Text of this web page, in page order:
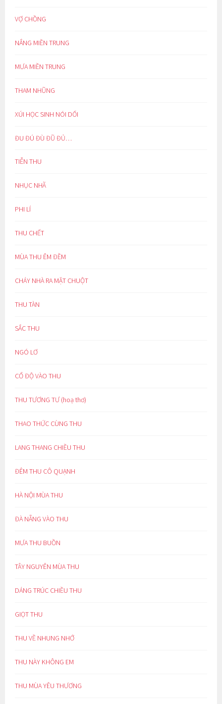
VỢ CHỒNG
NẮNG MIỀN TRUNG
MƯA MIỀN TRUNG
THAM NHŨNG
XÚI HỌC SINH NÓI DỐI
ĐU ĐÚ ĐÙ ĐŨ ĐỦ…
TIỄN THU
NHỤC NHÃ
PHI LÍ
THU CHẾT
MÙA THU ÊM ĐỀM
CHÁY NHÀ RA MẶT CHUỘT
THU TÀN
SẮC THU
NGÓ LƠ
CỔ ĐỘ VÀO THU
THU TƯƠNG TƯ (hoạ thơ)
THAO THỨC CÙNG THU
LANG THANG CHIỀU THU
ĐÊM THU CÔ QUẠNH
HÀ NỘI MÙA THU
ĐÀ NẴNG VÀO THU
MƯA THU BUỒN
TÂY NGUYÊN MÙA THU
DÁNG TRÚC CHIỀU THU
GIỌT THU
THU VỀ NHUNG NHỚ
THU NÀY KHÔNG EM
THU MÙA YÊU THƯƠNG